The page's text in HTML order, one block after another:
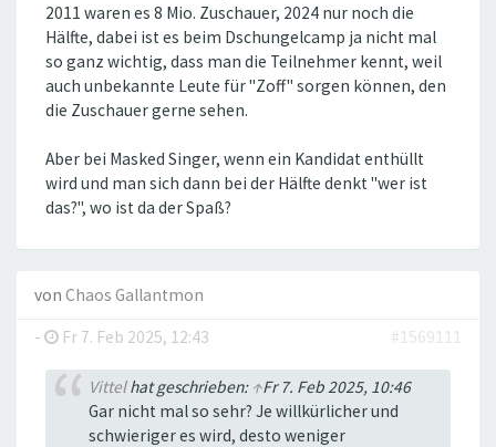
2011 waren es 8 Mio. Zuschauer, 2024 nur noch die
Hälfte, dabei ist es beim Dschungelcamp ja nicht mal
so ganz wichtig, dass man die Teilnehmer kennt, weil
auch unbekannte Leute für "Zoff" sorgen können, den
die Zuschauer gerne sehen.
Aber bei Masked Singer, wenn ein Kandidat enthüllt
wird und man sich dann bei der Hälfte denkt "wer ist
das?", wo ist da der Spaß?
von Chaos Gallantmon
-
Fr 7. Feb 2025, 12:43 #1569111
Vittelhat geschrieben: ↑Fr 7. Feb 2025, 10:46
Gar nicht mal so sehr? Je willkürlicher und
schwieriger es wird, desto weniger